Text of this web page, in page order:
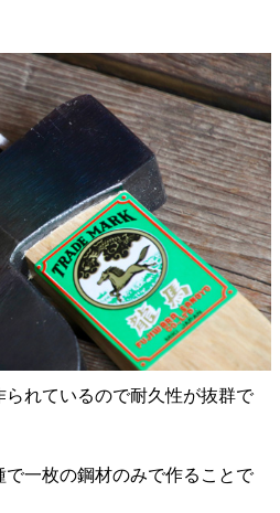
れているので耐久性が抜群で
一枚の鋼材のみで作ることで